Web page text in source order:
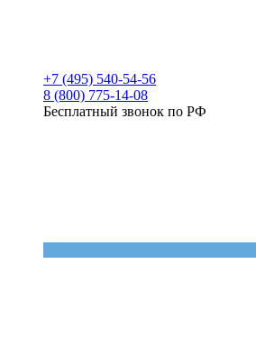
+7 (495) 540-54-56
8 (800) 775-14-08
Бесплатный звонок по РФ